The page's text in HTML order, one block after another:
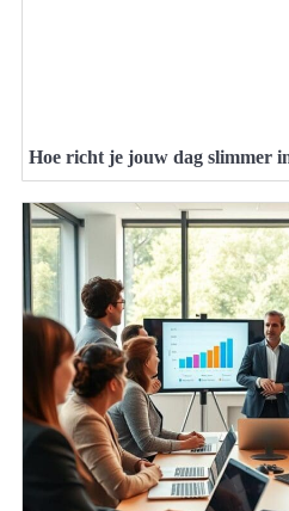
Hoe richt je jouw dag slimmer